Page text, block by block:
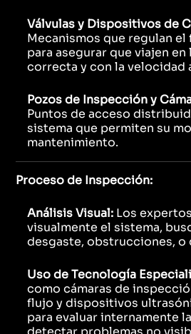
Válvulas y Dispositivos de
Mecanismos que regulan
para asegurar que viajen
correcta y con la velocidad
Pozos de Inspección y
Puntos de acceso
sistema que permiten su
mantenimiento.
Proceso de Inspección:
Análisis Visual: Los
visualmente el sistema,
desgaste, obstrucciones, o
Uso de Tecnología
como cámaras de
flujo y dispositivos
para evaluar internamente